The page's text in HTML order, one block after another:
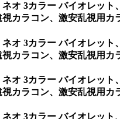
ネオ 3カラー バイオレッ
カラコン、激安乱視用
ネオ 3カラー バイオレッ
カラコン、激安乱視用
ネオ 3カラー バイオレッ
カラコン、激安乱視用
ネオ 3カラー バイオレッ